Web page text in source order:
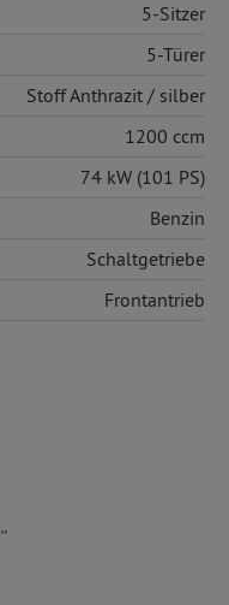
5-Sitzer
5-Türer
StoffAnthrazit / silber
1200 ccm
74 kW (101 PS)
Benzin
Schaltgetriebe
Frontantrieb